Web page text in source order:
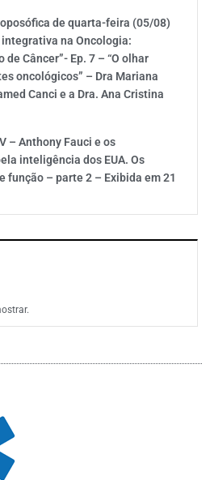
de quarta-feira (05/08)
integrativa na Oncologia:
Câncer”- Ep. 7 – “O olhar
oncológicos” – Dra Mariana
Canci e a Dra. Ana Cristina
– Anthony Fauci e os
inteligência dos EUA. Os
função – parte 2 – Exibida em 21